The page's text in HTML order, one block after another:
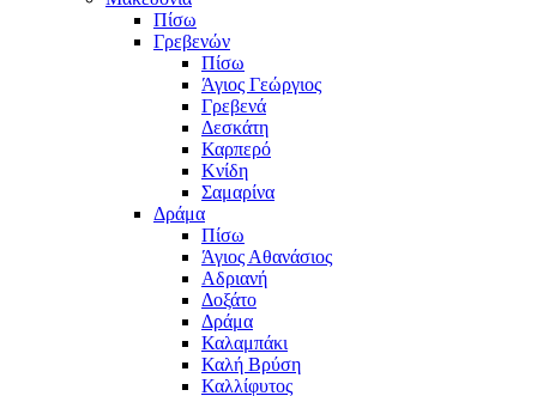
Πίσω
Γρεβενών
Πίσω
Άγιος Γεώργιος
Γρεβενά
Δεσκάτη
Καρπερό
Κνίδη
Σαμαρίνα
Δράμα
Πίσω
Άγιος Αθανάσιος
Αδριανή
Δοξάτο
Δράμα
Καλαμπάκι
Καλή Βρύση
Καλλίφυτος